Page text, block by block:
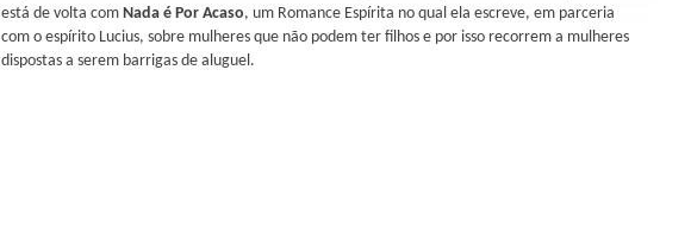
está de volta com Nada é Por Acaso, um Romance Espírita no qual ela escreve, em parceria
com o espírito Lucius, sobre mulheres que não podem ter filhos e por isso recorrem a mulheres
dispostas a serem barrigas de aluguel.